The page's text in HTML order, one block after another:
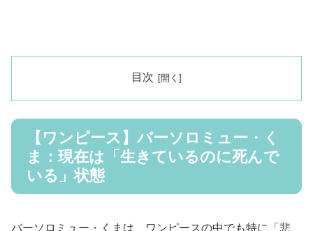
目次
【ワンピース】バーソロミュー・く
ま：現在は「生きているのに死んで
いる」状態
バーソロミュー・くまは、ワンピースの中でも特に「悲